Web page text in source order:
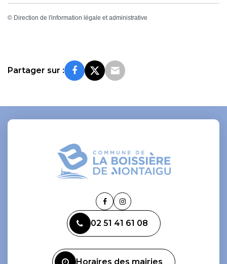
© Direction de l'information légale et administrative
Partager sur :
Lien
le
compte
Lien
le
compte
02 51 41 61 08
Horaires des mairies